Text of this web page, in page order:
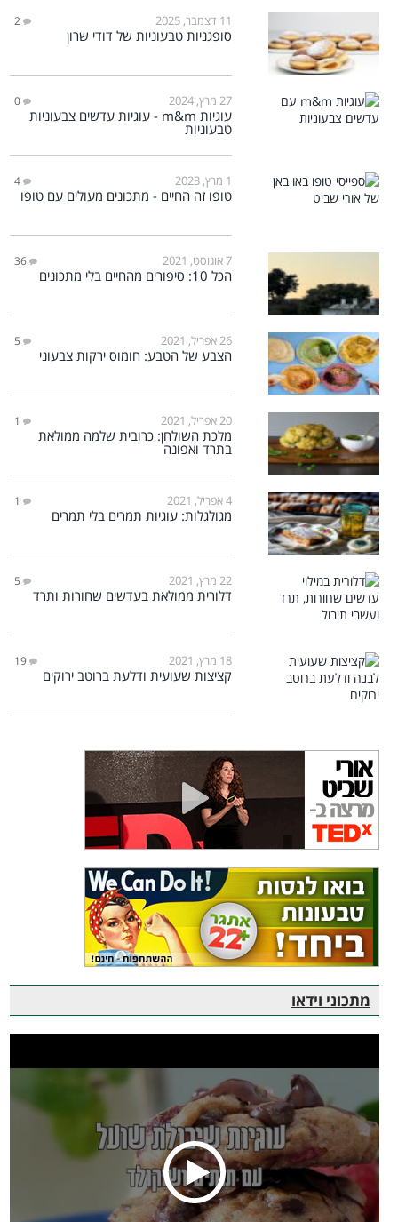
11 דצמבר, 2025 2
סופגניות טבעוניות של דודי שרון
27 מרץ, 2024 0
עוגיות m&m - עוגיות עדשים צבעוניות
טבעוניות
1 מרץ, 2023 4
טופו זה החיים - מתכונים מעולים עם טופו
7 אוגוסט, 2021 36
הכל 10: סיפורים מהחיים בלי מתכונים
26 אפריל, 2021 5
הצבע של הטבע: חומוס ירקות צבעוני
20 אפריל, 2021 1
מלכת השולחן: כרובית שלמה ממולאת
בתרד ואפונה
4 אפריל, 2021 1
מגולגלות: עוגיות תמרים בלי תמרים
22 מרץ, 2021 5
דלורית ממולאת בעדשים שחורות ותרד
18 מרץ, 2021 19
קציצות שעועית ודלעת ברוטב ירוקים
מתכוני וידאו